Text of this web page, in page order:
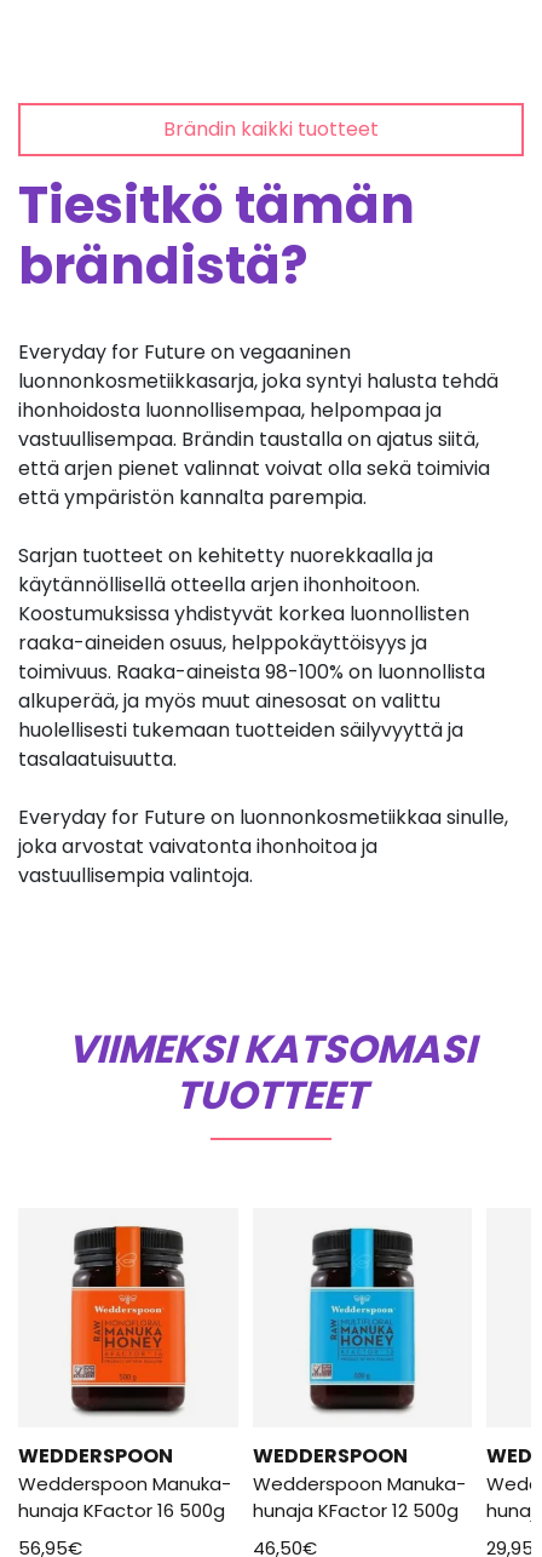
Brändin kaikki tuotteet
Tiesitkö tämän
brändistä?
Everyday for Future on vegaaninen
luonnonkosmetiikkasarja, joka syntyi halusta tehdä
ihonhoidosta luonnollisempaa, helpompaa ja
vastuullisempaa. Brändin taustalla on ajatus siitä,
että arjen pienet valinnat voivat olla sekä toimivia
että ympäristön kannalta parempia.
Sarjan tuotteet on kehitetty nuorekkaalla ja
käytännöllisellä otteella arjen ihonhoitoon.
Koostumuksissa yhdistyvät korkea luonnollisten
raaka-aineiden osuus, helppokäyttöisyys ja
toimivuus. Raaka-aineista 98-100% on luonnollista
alkuperää, ja myös muut ainesosat on valittu
huolellisesti tukemaan tuotteiden säilyvyyttä ja
tasalaatuisuutta.
Everyday for Future on luonnonkosmetiikkaa sinulle,
joka arvostat vaivatonta ihonhoitoa ja
vastuullisempia valintoja.
VIIMEKSI KATSOMASI
TUOTTEET
WEDDERSPOON
Wedderspoon Manuka-
hunaja KFactor 16 500g
56,95€
WEDDERSPOON
Wedderspoon Manuka-
hunaja KFactor 12 500g
46,50€
29,95